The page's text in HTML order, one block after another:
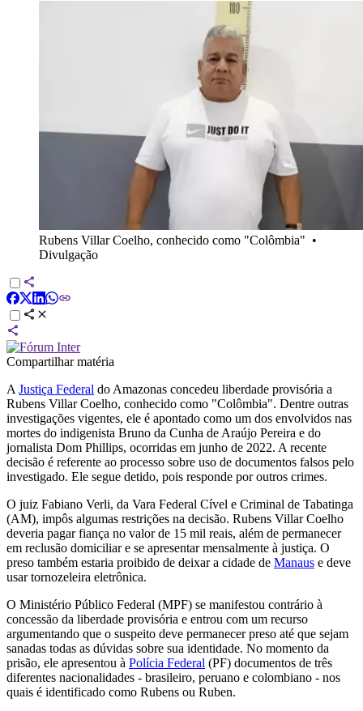
Rubens Villar Coelho, conhecido como "Colômbia" •
Divulgação
Compartilhar matéria
A Justiça Federal do Amazonas concedeu liberdade provisória a
Rubens Villar Coelho, conhecido como "Colômbia". Dentre outras
investigações vigentes, ele é apontado como um dos envolvidos nas
mortes do indigenista Bruno da Cunha de Araújo Pereira e do
jornalista Dom Phillips, ocorridas em junho de 2022. A recente
decisão é referente ao processo sobre uso de documentos falsos pelo
investigado. Ele segue detido, pois responde por outros crimes.
O juiz Fabiano Verli, da Vara Federal Cível e Criminal de Tabatinga
(AM), impôs algumas restrições na decisão. Rubens Villar Coelho
deveria pagar fiança no valor de 15 mil reais, além de permanecer
em reclusão domiciliar e se apresentar mensalmente à justiça. O
preso também estaria proibido de deixar a cidade de Manaus e deve
usar tornozeleira eletrônica.
O Ministério Público Federal (MPF) se manifestou contrário à
concessão da liberdade provisória e entrou com um recurso
argumentando que o suspeito deve permanecer preso até que sejam
sanadas todas as dúvidas sobre sua identidade. No momento da
prisão, ele apresentou à Polícia Federal (PF) documentos de três
diferentes nacionalidades - brasileiro, peruano e colombiano - nos
quais é identificado como Rubens ou Ruben.